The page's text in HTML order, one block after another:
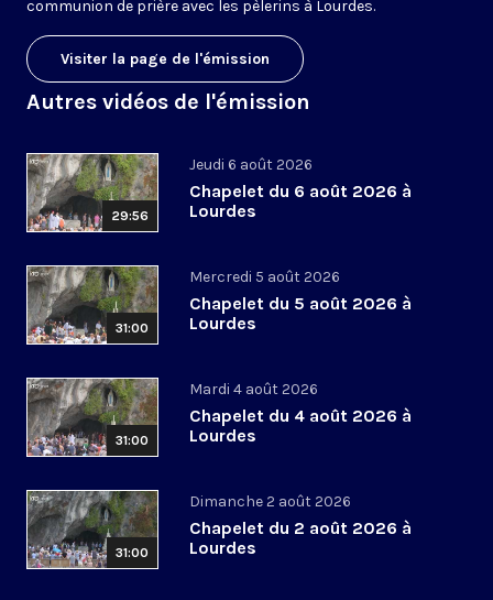
communion de prière avec les pèlerins à Lourdes.
Visiter la page de l'émission
Autres vidéos de l'émission
29:56
Jeudi 6 août 2026
Chapelet du 6 août 2026 à
Lourdes
31:00
Mercredi 5 août 2026
Chapelet du 5 août 2026 à
Lourdes
31:00
Mardi 4 août 2026
Chapelet du 4 août 2026 à
Lourdes
31:00
Dimanche 2 août 2026
Chapelet du 2 août 2026 à
Lourdes